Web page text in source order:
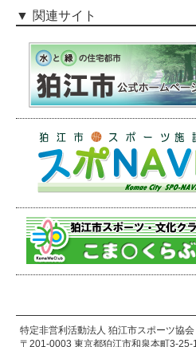
関連サイト
特定非営利活動法人 狛江市スポーツ協会
〒201-0003 東京都狛江市和泉本町3-25-